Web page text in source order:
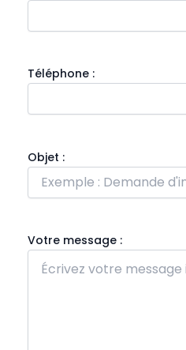
Téléphone :
Objet :
Votre message :